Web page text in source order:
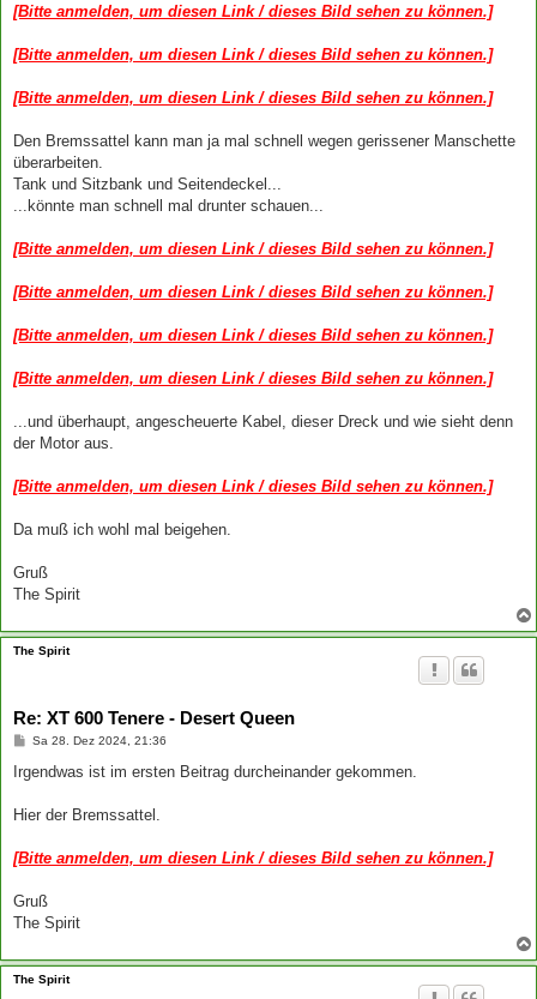
[Bitte anmelden, um diesen Link / dieses Bild sehen zu können.]
[Bitte anmelden, um diesen Link / dieses Bild sehen zu können.]
[Bitte anmelden, um diesen Link / dieses Bild sehen zu können.]
Den Bremssattel kann man ja mal schnell wegen gerissener Manschette
überarbeiten.
Tank und Sitzbank und Seitendeckel...
...könnte man schnell mal drunter schauen...
[Bitte anmelden, um diesen Link / dieses Bild sehen zu können.]
[Bitte anmelden, um diesen Link / dieses Bild sehen zu können.]
[Bitte anmelden, um diesen Link / dieses Bild sehen zu können.]
[Bitte anmelden, um diesen Link / dieses Bild sehen zu können.]
...und überhaupt, angescheuerte Kabel, dieser Dreck und wie sieht denn
der Motor aus.
[Bitte anmelden, um diesen Link / dieses Bild sehen zu können.]
Da muß ich wohl mal beigehen.
Gruß
The Spirit
The Spirit
Re: XT 600 Tenere - Desert Queen
B
i
t
a
Sa 28. Dez 2024, 21:36
Irgendwas ist im ersten Beitrag durcheinander gekommen.
Hier der Bremssattel.
[Bitte anmelden, um diesen Link / dieses Bild sehen zu können.]
Gruß
The Spirit
The Spirit